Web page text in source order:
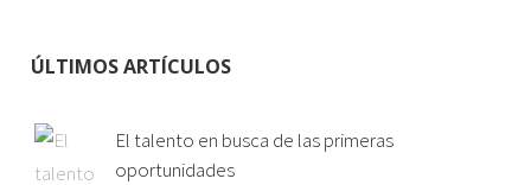
ÚLTIMOS ARTÍCULOS
El talento en busca de las primeras
oportunidades